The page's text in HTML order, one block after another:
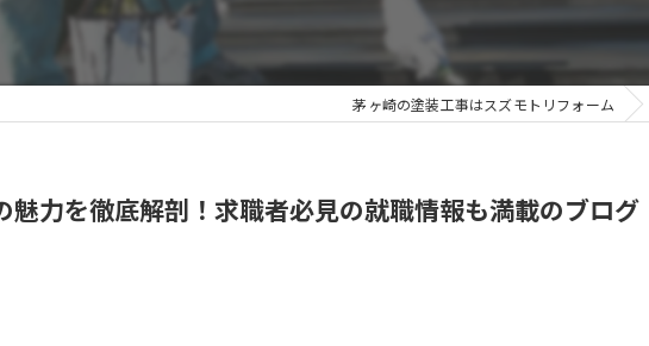
茅ヶ崎の塗装工事はスズモトリフォーム
魅力を徹底解剖！求職者必見の就職情報も満載のブログ